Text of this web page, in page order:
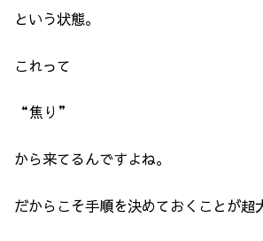
という状態。
これって
“焦り”
から来てるんですよね。
だからこそ手順を決めておくことが超